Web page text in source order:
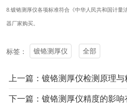
8.镀铬测厚仪各项标准符合《中华人民共和国计量
器厂家购买。
标签： 镀铬测厚仪 全部
上一篇：镀铬测厚仪检测原理与
下一篇：镀铬测厚仪精度的影响